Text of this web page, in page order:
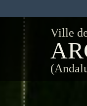
Ville